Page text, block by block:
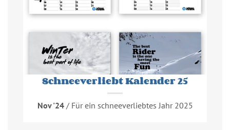
Schneeverliebt Kalender 25
Nov '24/ Für ein schneeverliebtes Jahr 2025